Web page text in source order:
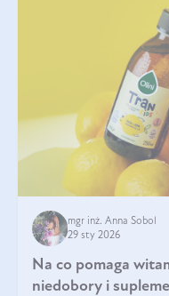
mgr inż. Anna Sobol
29 sty 2026
Na co pomaga
niedobory i